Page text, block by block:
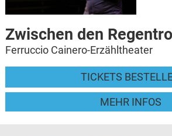
Zwischen den
Ferruccio Cainero-Erzähltheater
TICKETS
MEHR INFOS